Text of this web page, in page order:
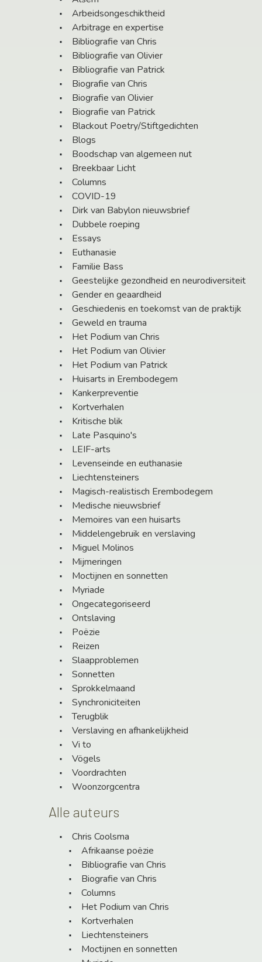
Arbeidsongeschiktheid
Arbitrage en expertise
Bibliografie van Chris
Bibliografie van Olivier
Bibliografie van Patrick
Biografie van Chris
Biografie van Olivier
Biografie van Patrick
Blackout Poetry/Stiftgedichten
Blogs
Boodschap van algemeen nut
Breekbaar Licht
Columns
COVID-19
Dirk van Babylon nieuwsbrief
Dubbele roeping
Essays
Euthanasie
Familie Bass
Geestelijke gezondheid en neurodiversiteit
Gender en geaardheid
Geschiedenis en toekomst van de praktijk
Geweld en trauma
Het Podium van Chris
Het Podium van Olivier
Het Podium van Patrick
Huisarts in Erembodegem
Kankerpreventie
Kortverhalen
Kritische blik
Late Pasquino's
LEIF-arts
Levenseinde en euthanasie
Liechtensteiners
Magisch-realistisch Erembodegem
Medische nieuwsbrief
Memoires van een huisarts
Middelengebruik en verslaving
Miguel Molinos
Mijmeringen
Moctijnen en sonnetten
Myriade
Ongecategoriseerd
Ontslaving
Poëzie
Reizen
Slaapproblemen
Sonnetten
Sprokkelmaand
Synchroniciteiten
Terugblik
Verslaving en afhankelijkheid
Vi to
Vögels
Voordrachten
Woonzorgcentra
Alle auteurs
Chris Coolsma
Afrikaanse poëzie
Bibliografie van Chris
Biografie van Chris
Columns
Het Podium van Chris
Kortverhalen
Liechtensteiners
Moctijnen en sonnetten